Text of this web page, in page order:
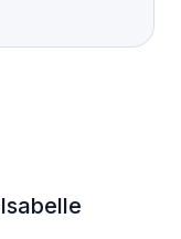
Isabelle